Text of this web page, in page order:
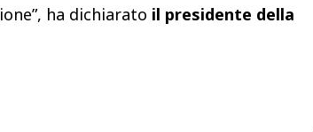
ha dichiarato il presidente della